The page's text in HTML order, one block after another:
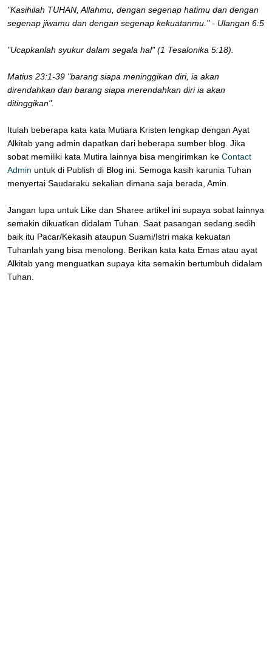
"Kasihilah TUHAN, Allahmu, dengan segenap hatimu dan dengan
segenap jiwamu dan dengan segenap kekuatanmu." - Ulangan 6:5
"Ucapkanlah syukur dalam segala hal" (1 Tesalonika 5:18).
Matius 23:1-39 "barang siapa meninggikan diri, ia akan
direndahkan dan barang siapa merendahkan diri ia akan
ditinggikan".
Itulah beberapa kata kata Mutiara Kristen lengkap dengan Ayat
Alkitab yang admin dapatkan dari beberapa sumber blog. Jika
sobat memiliki kata Mutira lainnya bisa mengirimkan ke Contact
Admin untuk di Publish di Blog ini. Semoga kasih karunia Tuhan
menyertai Saudaraku sekalian dimana saja berada, Amin.
Jangan lupa untuk Like dan Sharee artikel ini supaya sobat lainnya
semakin dikuatkan didalam Tuhan. Saat pasangan sedang sedih
baik itu Pacar/Kekasih ataupun Suami/Istri maka kekuatan
Tuhanlah yang bisa menolong. Berikan kata kata Emas atau ayat
Alkitab yang menguatkan supaya kita semakin bertumbuh didalam
Tuhan.